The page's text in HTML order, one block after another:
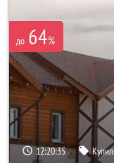
до 64%
12:20:35